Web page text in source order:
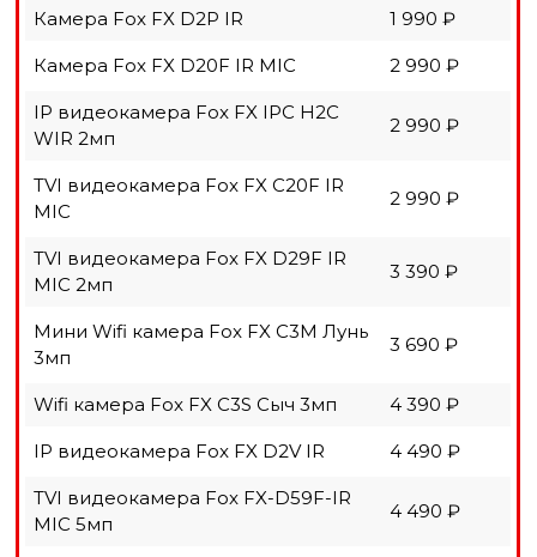
Камера Fox FX D2P IR 1 990 ₽
Камера Fox FX D20F IR MIC 2 990 ₽
IP видеокамера Fox FX IPC H2C
WIR 2мп
2 990 ₽
TVI видеокамера Fox FX C20F IR
MIC
2 990 ₽
TVI видеокамера Fox FX D29F IR
MIC 2мп
3 390 ₽
Мини Wifi камера Fox FX C3M Лунь
3мп
3 690 ₽
Wifi камера Fox FX C3S Сыч 3мп 4 390 ₽
IP видеокамера Fox FX D2V IR 4 490 ₽
TVI видеокамера Fox FX-D59F-IR
MIC 5мп
4 490 ₽